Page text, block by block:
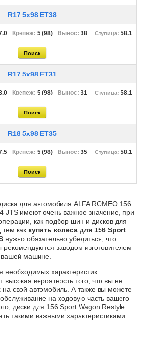
R17 5x98 ET38
5 (98) 38 58.1
R17 5x98 ET31
5 (98) 31 58.1
R18 5x98 ET35
5 (98) 35 58.1
для автомобиля ALFA ROMEO 156
JTS имеют очень важное значение, при
как подбор шин и дисков для
как купить колеса для 156 Sport
нужно обязательно убедиться, что
заводом изготовителем
вашей машине.
необходимых характеристик
высокая вероятность того, что вы не
на свой автомобиль. А также вы можете
на ходовую часть вашего
диски для 156 Sport Wagon Restyle
такими важными характеристиками